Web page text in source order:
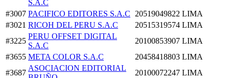
S.A.C
#3007 PACIFICO EDITORES S.A.C 20519049822 LIMA
#3021 RICOH DEL PERU S.A.C 20515319574 LIMA
#3225
PERU OFFSET DIGITAL
S.A.C
20100853907 LIMA
#3655 META COLOR S.A.C 20458418803 LIMA
#3687
ASOCIACION EDITORIAL
20100072247 LIMA